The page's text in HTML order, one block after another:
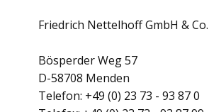
Friedrich Nettelhoff GmbH & Co.
Bösperder Weg 57
D-58708 Menden
Telefon: +49 (0) 23 73 - 93 87 0